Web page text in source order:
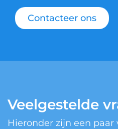
Contacteer ons
Veelgestelde
Hieronder zijn een paar